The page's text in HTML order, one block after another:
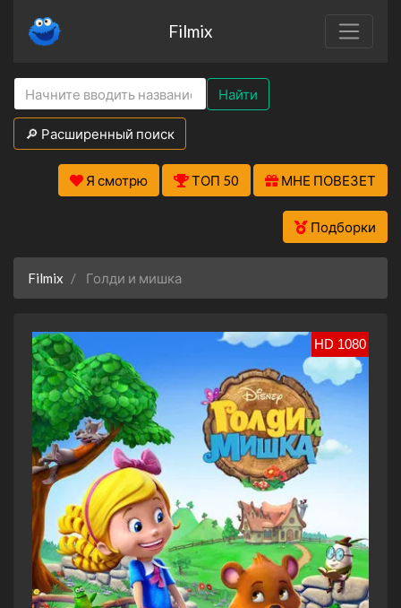
Filmix
Найти
🔎 Расширенный поиск
Я смотрю ТОП 50 МНЕ ПОВЕЗЕТ
Подборки
Filmix Голди и мишка
HD 1080